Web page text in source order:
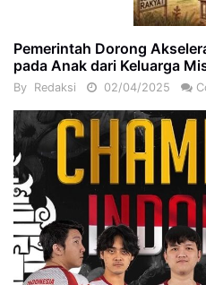
Pemerintah Dorong
pada Anak dari Keluarga
By Redaksi 02/04/2025